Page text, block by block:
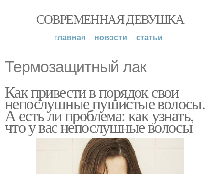
СОВРЕМЕННАЯ ДЕВУШКА
главная новости статьи
Термозащитный лак
Как привести в порядок свои
непослушные пушистые волосы.
А есть ли проблема: как узнать,
что у вас непослушные волосы